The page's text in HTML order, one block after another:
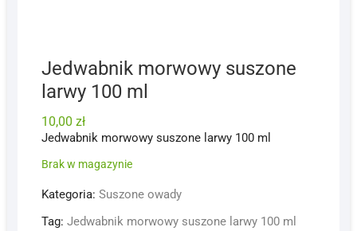
Jedwabnik morwowy suszone
larwy 100 ml
10,00 zł
Jedwabnik morwowy suszone larwy 100 ml
Brak w magazynie
Kategoria: Suszone owady
Tag: Jedwabnik morwowy suszone larwy 100 ml